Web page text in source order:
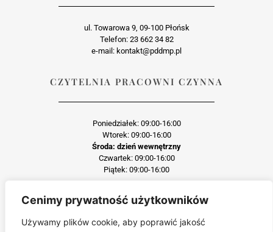
Cenimy prywatność użytkowników
Używamy plików cookie, aby poprawić jakość
ul. Towarowa 9, 09-100 Płońsk
Telefon: 23 662 34 82
e-mail: kontakt@pddmp.pl
CZYTELNIA PRACOWNI CZYNNA
Poniedziałek: 09:00-16:00
Wtorek: 09:00-16:00
Środa: dzień wewnętrzny
Czwartek: 09:00-16:00
Piątek: 09:00-16:00
Każda reprodukcja lub adaptacja całości bądź części materiału, niezależnie od
Jakiekolwiek kopiowanie, reprodukcja lub publikacja prezentowanego materiału